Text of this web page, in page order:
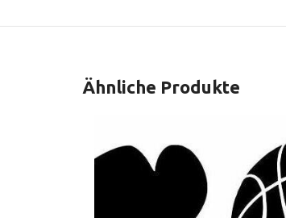
Ähnliche Produkte